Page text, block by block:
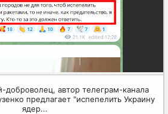
доброволец, автор телеграм-канала
предлагает "испепелить Украину
ядер...